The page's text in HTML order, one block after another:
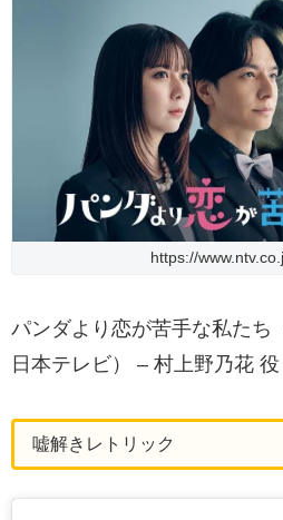
https://
パンダより恋が苦手な私たち
日本テレビ） – 村上野乃花 役
嘘解きレトリック